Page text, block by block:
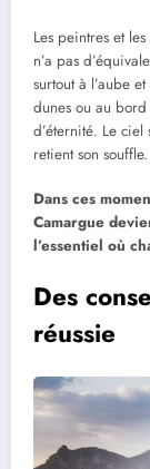
Les peintres et
n’a pas
surtout à l’aube
dunes ou au
d’éternité. Le ciel
retient son souffle.
Dans ces
Camargue
l’essentiel où
Des
réussie